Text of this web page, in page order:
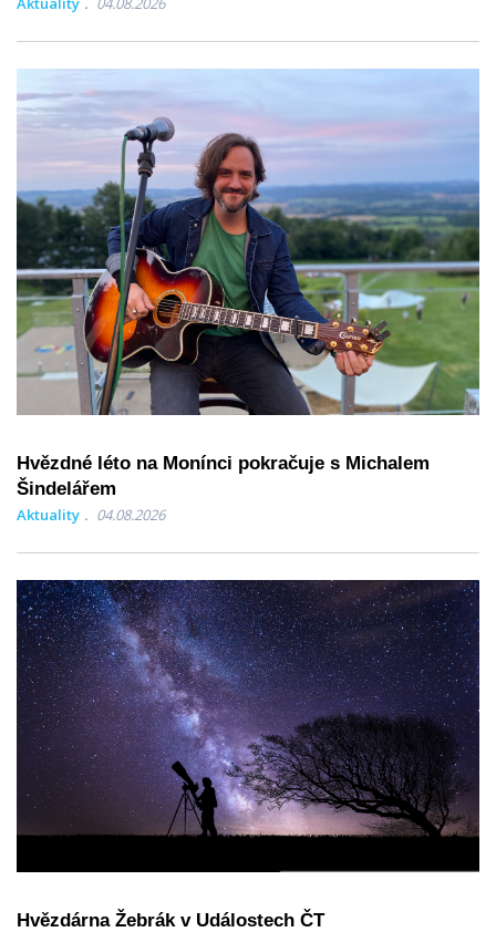
Hvězdné léto na Monínci pokračuje s Michalem
Šindelářem
Aktuality 04.08.2026
Hvězdárna Žebrák v Událostech ČT